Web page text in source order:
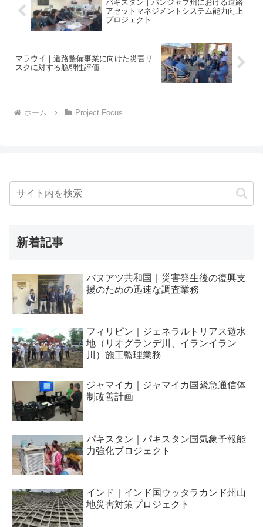
パキスタン｜パンジャブ州における道路
アセットマネジメントシステム能力向上
プロジェクト
マラウイ｜道路整備事業に向けた災害リ
スクに対する脆弱性評価
ホーム Project Focus
新着記事
バヌアツ共和国｜災害発生後の復興支
援のための迅速な調査業務
フィリピン｜ジェネラルトリアス遊水
地（リオグランデ川、イランイラン
川）施工監理業務
ジャマイカ｜ジャマイカ国緊急通信体
制改善計画
パキスタン｜パキスタン国気象予報能
力強化プロジェクト
インド｜インド国ウッタラカンド州山
地災害対策プロジェクト